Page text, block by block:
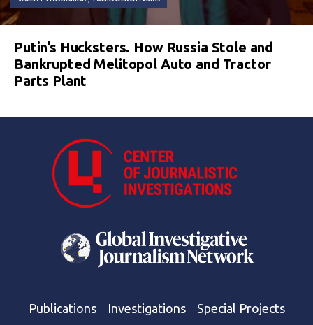
Putin’s Hucksters. How Russia Stole and
Bankrupted Melitopol Auto and Tractor
Parts Plant
Publications Investigations Special Projects